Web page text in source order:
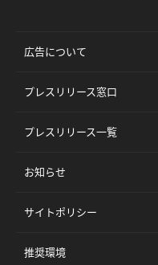
広告について
プレスリリース窓口
プレスリリース一覧
お知らせ
サイトポリシー
推奨環境